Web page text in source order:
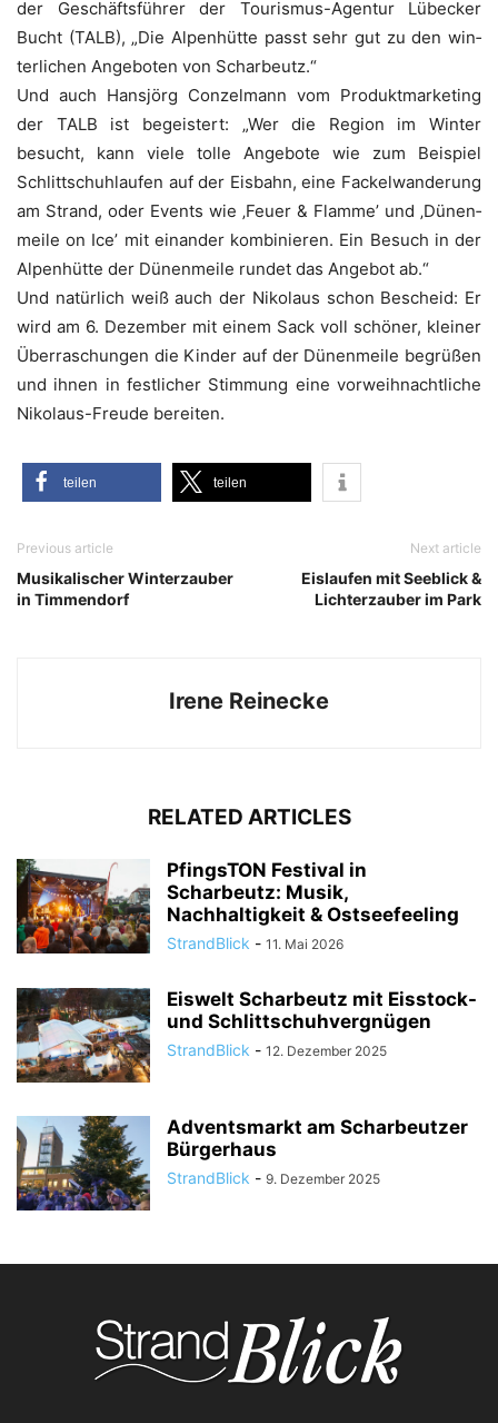
der Geschäfts­füh­rer der Tou­ris­mus-Agen­tur Lübe­cker
Bucht (TALB), „Die Alpen­hüt­te passt sehr gut zu den win­
ter­li­chen Ange­bo­ten von Scharbeutz.“
Und auch Hans­jörg Con­zel­mann vom Pro­dukt­mar­ke­ting
der TALB ist begeis­tert: „Wer die Regi­on im Win­ter
besucht, kann vie­le tol­le Ange­bo­te wie zum Bei­spiel
Schlitt­schuh­lau­fen auf der Eis­bahn, eine Fackel­wan­de­rung
am Strand, oder Events wie ‚Feu­er & Flam­me’ und ‚Dünen­
mei­le on Ice’ mit ein­an­der kom­bi­nie­ren. Ein Besuch in der
Alpen­hüt­te der Dünen­mei­le run­det das Ange­bot ab.“
Und natür­lich weiß auch der Niko­laus schon Bescheid: Er
wird am 6. Dezem­ber mit einem Sack voll schö­ner, klei­ner
Über­ra­schun­gen die Kin­der auf der Dünen­mei­le begrü­ßen
und ihnen in fest­li­cher Stim­mung eine vor­weih­nacht­li­che
Niko­laus-Freu­de bereiten.
tei­len tei­len
Previous article
Musikalischer Winterzauber
in Timmendorf
Next article
Eislaufen mit Seeblick &
Lichterzauber im Park
Irene Reinecke
RELATED ARTICLES
PfingsTON Festival in
Scharbeutz: Musik,
Nachhaltigkeit & Ostseefeeling
StrandBlick - 11. Mai 2026
Eiswelt Scharbeutz mit Eisstock-
und Schlittschuhvergnügen
StrandBlick - 12. Dezember 2025
Adventsmarkt am Scharbeutzer
Bürgerhaus
StrandBlick - 9. Dezember 2025